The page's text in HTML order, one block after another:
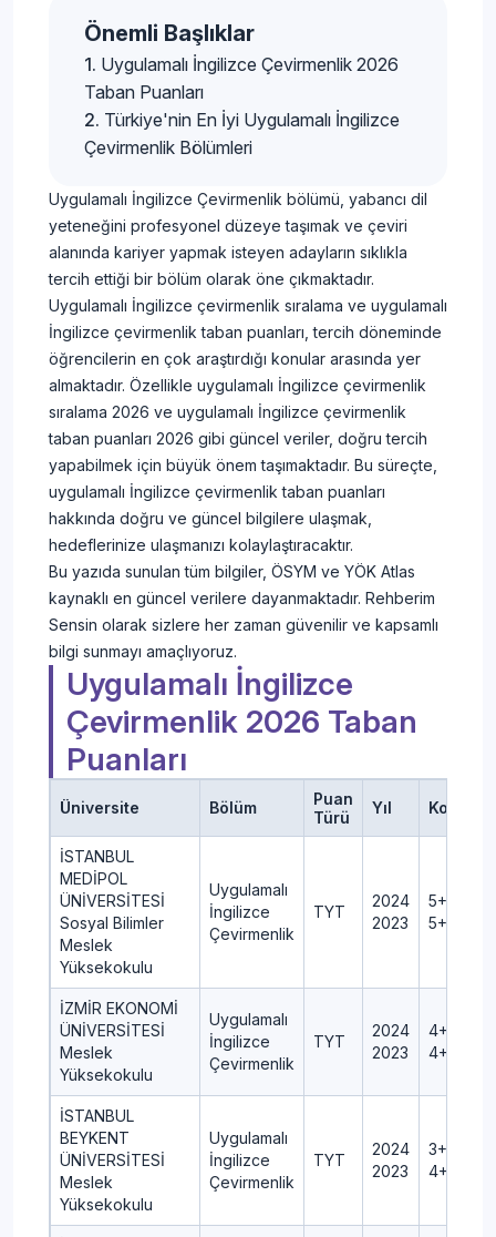
Önemli Başlıklar
Uygulamalı İngilizce Çevirmenlik 2026
Taban Puanları
Türkiye'nin En İyi Uygulamalı İngilizce
Çevirmenlik Bölümleri
Uygulamalı İngilizce Çevirmenlik bölümü, yabancı dil
yeteneğini profesyonel düzeye taşımak ve çeviri
alanında kariyer yapmak isteyen adayların sıklıkla
tercih ettiği bir bölüm olarak öne çıkmaktadır.
Uygulamalı İngilizce çevirmenlik sıralama ve uygulamalı
İngilizce çevirmenlik taban puanları, tercih döneminde
öğrencilerin en çok araştırdığı konular arasında yer
almaktadır. Özellikle uygulamalı İngilizce çevirmenlik
sıralama 2026 ve uygulamalı İngilizce çevirmenlik
taban puanları 2026 gibi güncel veriler, doğru tercih
yapabilmek için büyük önem taşımaktadır. Bu süreçte,
uygulamalı İngilizce çevirmenlik taban puanları
hakkında doğru ve güncel bilgilere ulaşmak,
hedeflerinize ulaşmanızı kolaylaştıracaktır.
Bu yazıda sunulan tüm bilgiler, ÖSYM ve YÖK Atlas
kaynaklı en güncel verilere dayanmaktadır. Rehberim
Sensin olarak sizlere her zaman güvenilir ve kapsamlı
bilgi sunmayı amaçlıyoruz.
Uygulamalı İngilizce
Çevirmenlik 2026 Taban
Puanları
Üniversite Bölüm
Puan
Türü
Yıl
İSTANBUL
MEDİPOL
ÜNİVERSİTESİ
Sosyal Bilimler
Meslek
Yüksekokulu
Uygulamalı
İngilizce
Çevirmenlik
TYT
2024
2023
İZMİR EKONOMİ
ÜNİVERSİTESİ
Meslek
Yüksekokulu
Uygulamalı
İngilizce
Çevirmenlik
TYT
2024
2023
İSTANBUL
BEYKENT
ÜNİVERSİTESİ
Meslek
Yüksekokulu
Uygulamalı
İngilizce
Çevirmenlik
TYT
2024
2023